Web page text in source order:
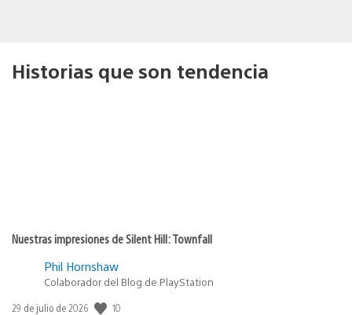
Historias que son tendencia
Nuestras impresiones de Silent Hill: Townfall
Phil Hornshaw
Colaborador del Blog de PlayStation
Fecha
29 de julio de 2026 10